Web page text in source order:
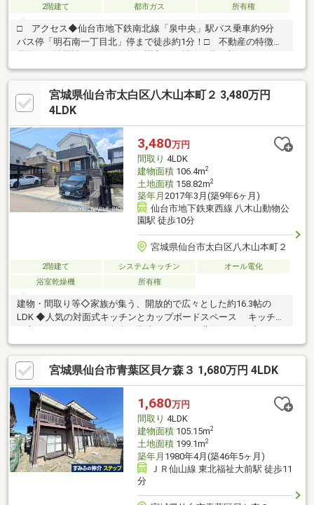
2階建て 都市ガス 所有権
□ アクセス◆仙台市地下鉄南北線「泉中央」駅バス乗車約9分
バス停「明石南一丁目北」停まで徒歩約1分！□ 不動産の特徴◆
周辺は、地区計画により自然と調和した閑静な落ち着きのある住
宅地が形成されています。◆軽量鉄骨造の建物のため、木造と比
べて耐震性、耐久性に優れております。◆各居室は全て南側に開
口部があり、日当たり良好です。◆駐車スペース2台分あり（車
種による）セカンドカーや来客時にも助かります。◆前面道路は
クローゼットがございます。◆敷地の北隣には遊歩道がございま
す。
宮城県仙台市太白区八木山本町２ 3,480万円
4LDK
3,480万円
間取り 4LDK
建物面積106.4m2
土地面積158.82m2
築年月 2017年3月(築9年6ヶ月)
仙台市地下鉄東西線 八木山動物公
園駅 徒歩10分
宮城県仙台市太白区八木山本町２
2階建て システムキッチン
オール電化
浴室乾燥機
所有権
建物・間取り等◇家族が集う、開放的で広々とした約16.3帖の
LDK ◆人気の対面式キッチンとカップボードスペース キッチン
スペースも約2.7mと広く 収納力や作業効率に優れています。
◇汎用性が高く使い勝手の良い「和室」 客間（ゲストルーム）
としてお子様のプレイスペースや お昼寝スペースとして将来的
にワンフロアで生活を 完結させる主寝室◆プライベートと収納
を重視した2階の個室設計主寝室◇全居室にクローゼット完備◆
明るく風通しの良い「2面採光」 光が差し込みやすく、風通し
も抜群です。
宮城県仙台市青葉区貝ケ森３ 1,680万円 4LDK
1,680万円
間取り 4LDK
建物面積105.15m2
土地面積199.1m2
築年月 1980年4月(築46年5ヶ月)
ＪＲ仙山線 東北福祉大前駅 徒歩11
分